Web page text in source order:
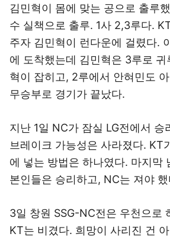
김민혁이 몸에 맞는 공으로 출루
수 실책으로 출루. 1사 2,3루다.
주자 김민혁이 런다운에 걸렸다.
에 도착했는데 김민혁은 3루로 귀
혁이 잡히고, 2루에서 안혀민도
무승부로 경기가 끝났다.
지난 1일 NC가 잠실 LG전에서 승
브레이크 가능성은 사라졌다. KT
에 넣는 방법은 하나였다. 마지막
본인들은 승리하고, NC는 져야 했
3일 창원 SSG-NC전은 우천으로
KT는 비겼다. 희망이 사리진 건